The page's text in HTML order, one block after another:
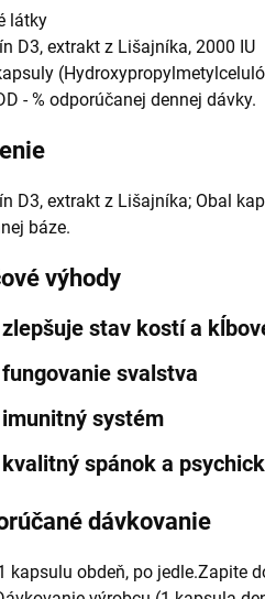
látky
D3, extrakt z Lišajníka, 2000 IU
- % odporúčanej dennej dávky.
D3, extrakt z Lišajníka; Obal
báze.
výhody
zlepšuje stav kostí a
fungovanie svalstva
imunitný systém
kvalitný spánok a
dávkovanie
kapsulu obdeň, po jedle.Zapite